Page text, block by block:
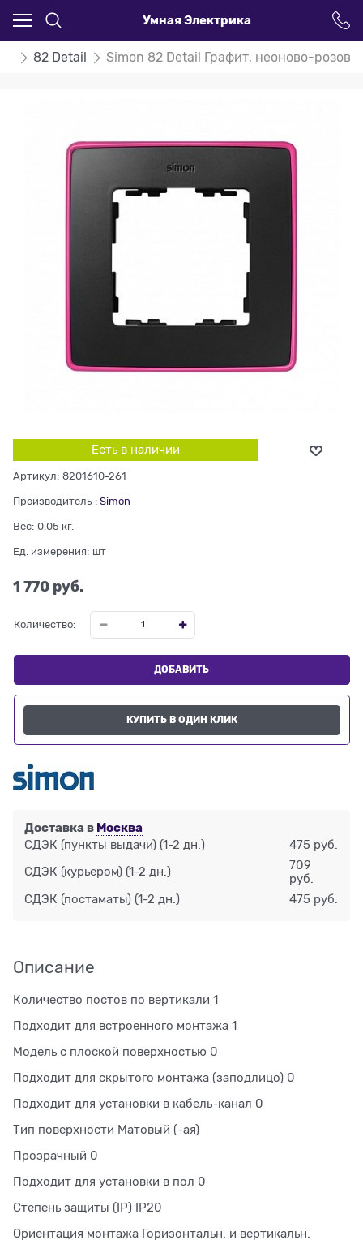
Умная Электрика
82 Detail Simon 82 Detail Графит, неоново-
Есть в наличии
Артикул: 8201610-261
Производитель : Simon
Вес: 0.05 кг.
Ед. измерения: шт
1 770 руб.
Количество:
ДОБАВИТЬ
КУПИТЬ В ОДИН КЛИК
Доставка в Москва
СДЭК (пункты выдачи) (1-2 дн.) 475 руб.
СДЭК (курьером) (1-2 дн.)
709
руб.
СДЭК (постаматы) (1-2 дн.) 475 руб.
Описание
Количество постов по вертикали 1
Подходит для встроенного монтажа 1
Модель с плоской поверхностью 0
Подходит для скрытого монтажа (заподлицо) 0
Подходит для установки в кабель-канал 0
Тип поверхности Матовый (-ая)
Прозрачный 0
Подходит для установки в пол 0
Степень защиты (IP) IP20
Ориентация монтажа Горизонтальн. и вертикальн.